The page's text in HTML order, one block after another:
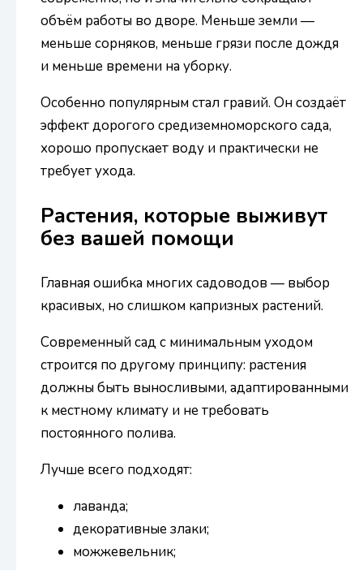
объём работы во дворе. Меньше земли —
меньше сорняков, меньше грязи после дождя
и меньше времени на уборку.
Особенно популярным стал гравий. Он создаёт
эффект дорогого средиземноморского сада,
хорошо пропускает воду и практически не
требует ухода.
Растения, которые выживут
без вашей помощи
Главная ошибка многих садоводов — выбор
красивых, но слишком капризных растений.
Современный сад с минимальным уходом
строится по другому принципу: растения
должны быть выносливыми, адаптированными
к местному климату и не требовать
постоянного полива.
Лучше всего подходят:
лаванда;
декоративные злаки;
можжевельник;